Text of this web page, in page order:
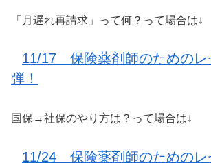
「月遅れ再請求」って何？って場合は↓
11/17 保険薬剤師のためのレ
弾！
国保→社保のやり方は？って場合は↓
11/24 保険薬剤師のためのレ